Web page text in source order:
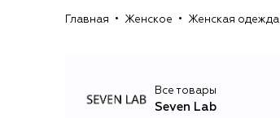
Главная Женское Женская одежда
Все товары
Seven Lab